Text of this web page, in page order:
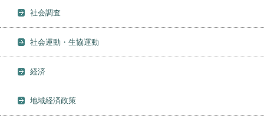
社会調査
社会運動・生協運動
経済
地域経済政策